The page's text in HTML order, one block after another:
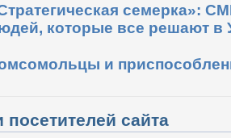
семерка»:
которые все решают в
и
сайта